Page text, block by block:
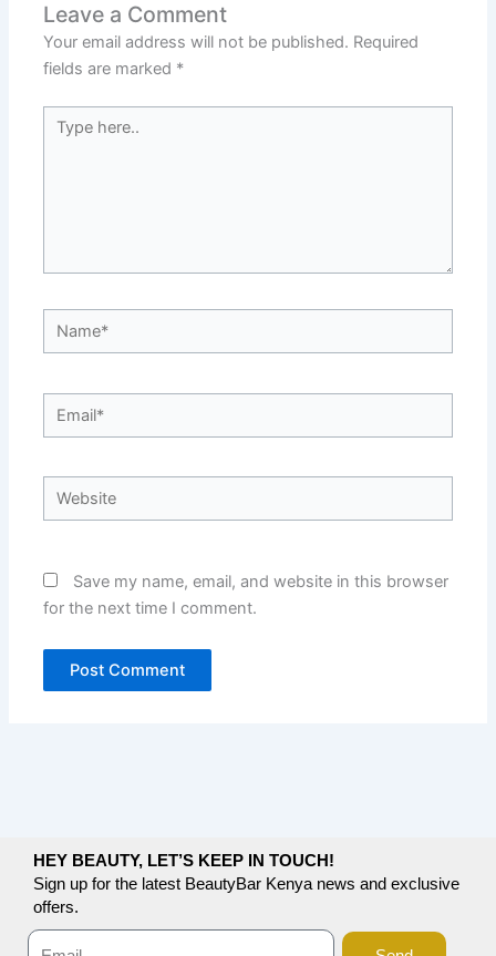
Leave a Comment
Your email address will not be published. Required
fields are marked *
Type
Name*
Email*
Website
Save my name, email, and website in this browser
for the next time I comment.
HEY BEAUTY, LET’S KEEP IN TOUCH!
Sign up for the latest BeautyBar Kenya news and exclusive
offers.